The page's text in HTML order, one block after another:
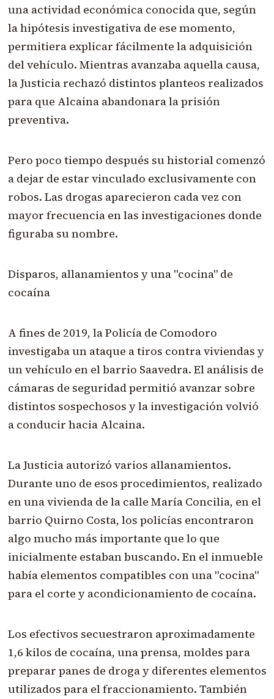
una actividad económica conocida que, según
la hipótesis investigativa de ese momento,
permitiera explicar fácilmente la adquisición
del vehículo. Mientras avanzaba aquella causa,
la Justicia rechazó distintos planteos realizados
para que Alcaina abandonara la prisión
preventiva.
Pero poco tiempo después su historial comenzó
a dejar de estar vinculado exclusivamente con
robos. Las drogas aparecieron cada vez con
mayor frecuencia en las investigaciones donde
figuraba su nombre.
Disparos, allanamientos y una "cocina" de
cocaína
A fines de 2019, la Policía de Comodoro
investigaba un ataque a tiros contra viviendas y
un vehículo en el barrio Saavedra. El análisis de
cámaras de seguridad permitió avanzar sobre
distintos sospechosos y la investigación volvió
a conducir hacia Alcaina.
La Justicia autorizó varios allanamientos.
Durante uno de esos procedimientos, realizado
en una vivienda de la calle María Concilia, en el
barrio Quirno Costa, los policías encontraron
algo mucho más importante que lo que
inicialmente estaban buscando. En el inmueble
había elementos compatibles con una "cocina"
para el corte y acondicionamiento de cocaína.
Los efectivos secuestraron aproximadamente
1,6 kilos de cocaína, una prensa, moldes para
preparar panes de droga y diferentes elementos
utilizados para el fraccionamiento. También